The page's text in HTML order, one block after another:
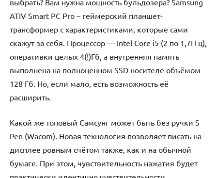
ATIV Smart PC Pro – геймерский планшет-
трансформер с характеристиками, которые сами
скажут за себя. Процессор — Intel Core i5 (2 по 1,7ГГц),
оперативки целых 4(!)Гб, а внутренняя память
выполнена на полноценном SSD носителе объёмом
128 Гб. Но, если мало, есть возможность её
расширить.
Какой же топовый Самсунг может быть без ручки S
Pen (Wacom). Новая технология позволяет писать на
дисплее ровным счётом также, как и на обычной
бумаге. При этом, чувствительность нажатия будет